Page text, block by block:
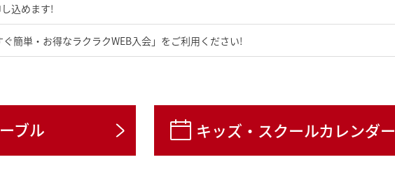
込めます!
簡単・お得なラクラクWEB入会」をご利用ください!
「体操スクール」のご案内!!
数券」がぜったいお得です!
ブル キッズ・スクールカレンダー